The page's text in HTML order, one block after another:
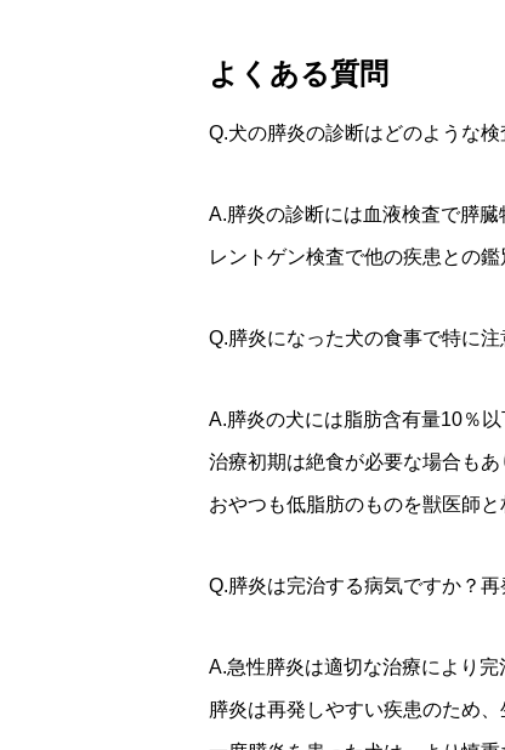
よくある質問
Q.犬の膵炎の診断はどのような検
A.膵炎の診断には血液検査で膵
レントゲン検査で他の疾患との
Q.膵炎になった犬の食事で特に
A.膵炎の犬には脂肪含有量10％以
治療初期は絶食が必要な場合も
おやつも低脂肪のものを獣医師と
Q.膵炎は完治する病気ですか？
A.急性膵炎は適切な治療により
膵炎は再発しやすい疾患のため